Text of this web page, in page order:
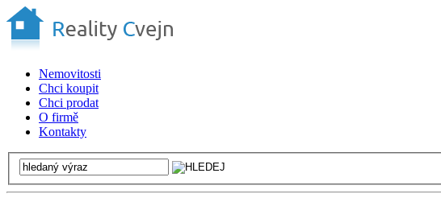
Nemovitosti
Chci koupit
Chci prodat
O firmě
Kontakty